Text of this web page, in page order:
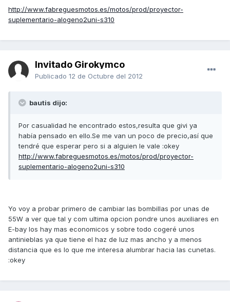
http://www.fabreguesmotos.es/motos/prod/proyector-
suplementario-alogeno2uni-s310
Invitado Girokymco
Publicado 12 de Octubre del 2012
bautis dijo:
Por casualidad he encontrado estos,resulta que givi ya
había pensado en ello.Se me van un poco de precio,así que
tendré que esperar pero si a alguien le vale :okey
http://www.fabreguesmotos.es/motos/prod/proyector-
suplementario-alogeno2uni-s310
Yo voy a probar primero de cambiar las bombillas por unas de
55W a ver que tal y com ultima opcion pondre unos auxiliares en
E-bay los hay mas economicos y sobre todo cogeré unos
antinieblas ya que tiene el haz de luz mas ancho y a menos
distancia que es lo que me interesa alumbrar hacia las cunetas.
:okey